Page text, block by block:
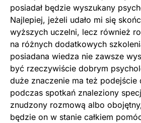
posiadał będzie wyszukany
Najlepiej, jeżeli udało mi się
wyższych uczelni, lecz również
na różnych dodatkowych
posiadana wiedza nie zawsze
być rzeczywiście dobrym
duże znaczenie ma też podejście
podczas spotkań znaleziony
znudzony rozmową albo
będzie on w stanie całkiem